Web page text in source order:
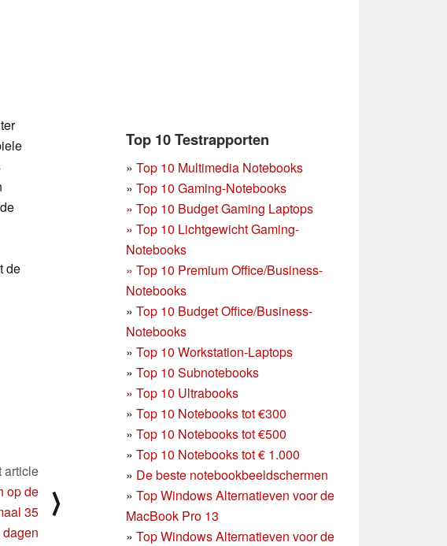
Top 10 Testrapporten
» Top 10 Multimedia Notebooks
» Top 10 Gaming-Notebooks
» Top 10 Budget Gaming Laptops
» Top 10 Lichtgewicht Gaming-
Notebooks
» Top 10 Premium Office/Business-
Notebooks
» Top 10 Budget Office/Business-
Notebooks
» Top 10 Workstation-Laptops
» Top 10 Subnotebooks
» Top 10 Ultrabooks
» Top 10 Notebooks tot €300
» Top 10 Notebooks tot €500
» Top 10 Notebooks tot € 1.000
» De beste notebookbeeldschermen
» Top Windows Alternatieven voor de
MacBook Pro 13
» Top Windows Alternatieven voor de
de
article
op de
35
dagen
⟩